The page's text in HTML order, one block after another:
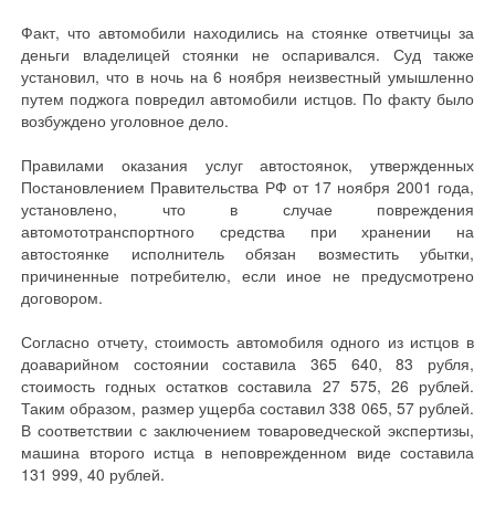
Факт, что автомобили находились на стоянке ответчицы за
деньги владелицей стоянки не оспаривался. Суд также
установил, что в ночь на 6 ноября неизвестный умышленно
путем поджога повредил автомобили истцов. По факту было
возбуждено уголовное дело.
Правилами оказания услуг автостоянок, утвержденных
Постановлением Правительства РФ от 17 ноября 2001 года,
установлено, что в случае повреждения
автомототранспортного средства при хранении на
автостоянке исполнитель обязан возместить убытки,
причиненные потребителю, если иное не предусмотрено
договором.
Согласно отчету, стоимость автомобиля одного из истцов в
доаварийном состоянии составила 365 640, 83 рубля,
стоимость годных остатков составила 27 575, 26 рублей.
Таким образом, размер ущерба составил 338 065, 57 рублей.
В соответствии с заключением товароведческой экспертизы,
машина второго истца в неповрежденном виде составила
131 999, 40 рублей.